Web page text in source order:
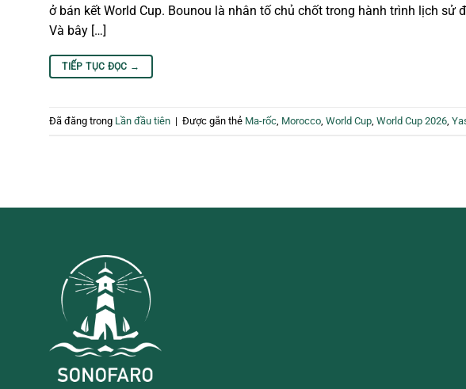
ở bán kết World Cup. Bounou là nhân tố chủ chốt trong hành trình lịch sử
Và bây […]
TIẾP TỤC ĐỌC →
Đã đăng trong Lần đầu tiên | Được gắn thẻ Ma-rốc Morocco World Cup World Cup 2026